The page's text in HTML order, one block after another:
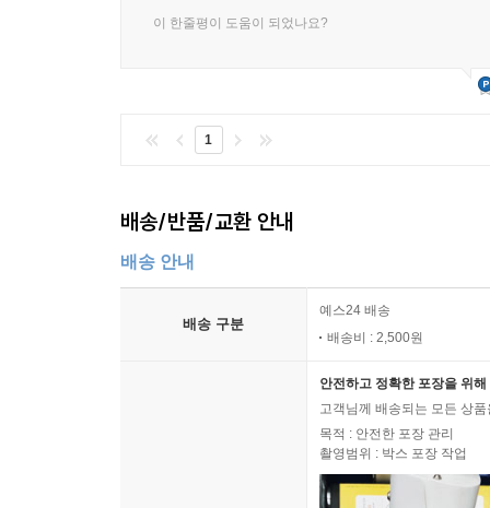
이 한줄평이 도움이 되었나요?
1
배송/반품/교환 안내
배송 안내
배송 구분
예스24 배송
배송비 : 2,500원
안전하고 정확한 포장을 위
고객님께 배송되는 모든 상
목적 : 안전한 포장 관리
촬영범위 : 박스 포장 작업